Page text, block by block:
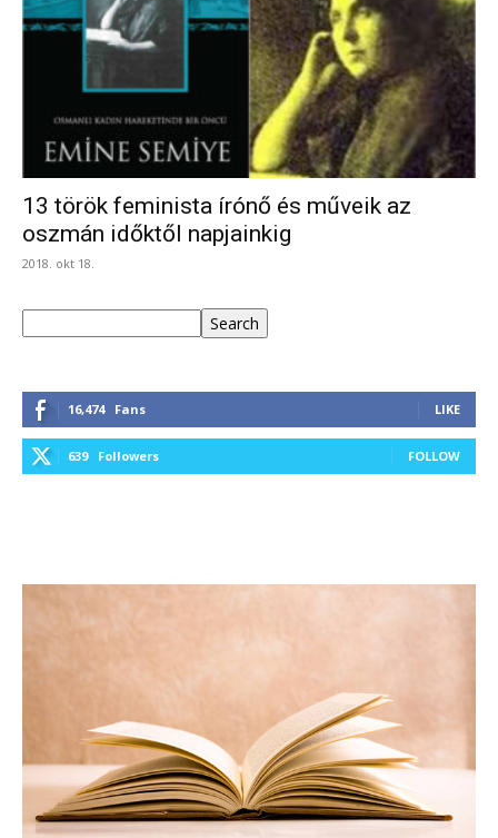
13 török feminista írónő és műveik az
oszmán időktől napjainkig
2018. okt 18.
Search
16,474 Fans LIKE
639 Followers FOLLOW